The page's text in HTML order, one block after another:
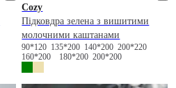
Cozy
Підковдра зелена з вишитими
молочними каштанами
90*120 135*200 140*200200*220
160*200
180*200200*200